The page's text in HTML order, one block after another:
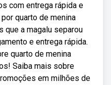
com entrega rápida e
quarto de menina
que a magalu separou
e entrega rápida.
quarto de menina
Saiba mais sobre
em milhões de